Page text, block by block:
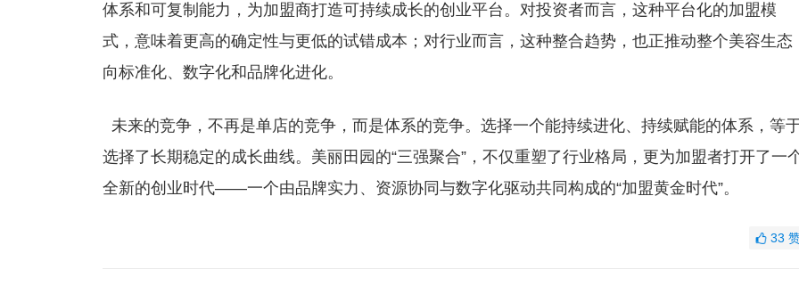
体系和可复制能力，为加盟商打造可持续成长的创业平台。对投资者而言，这种平台化的加盟模
式，意味着更高的确定性与更低的试错成本；对行业而言，这种整合趋势，也正推动整个美容生态
向标准化、数字化和品牌化进化。
未来的竞争，不再是单店的竞争，而是体系的竞争。选择一个能持续进化、持续赋能的体系，等
选择了长期稳定的成长曲线。美丽田园的“三强聚合”，不仅重塑了行业格局，更为加盟者打开了一
全新的创业时代——一个由品牌实力、资源协同与数字化驱动共同构成的“加盟黄金时代”。
33